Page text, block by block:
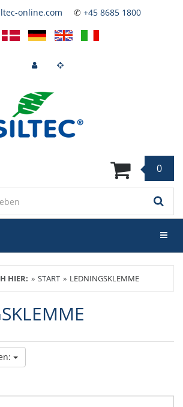
online.com ✆ +45 8685 1800
0
HIER: START LEDNINGSKLEMME